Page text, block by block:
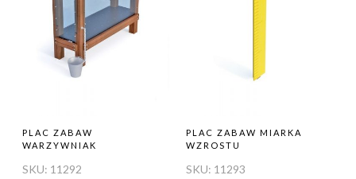
PLAC ZABAW
WARZYWNIAK
SKU: 11292
PLAC ZABAW MIARKA
WZROSTU
SKU: 11293